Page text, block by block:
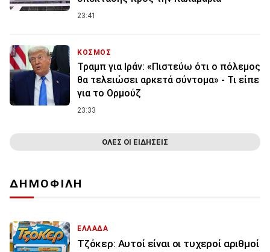
23:41
ΚΟΣΜΟΣ
Τραμπ για Ιράν: «Πιστεύω ότι ο πόλεμος
θα τελειώσει αρκετά σύντομα» - Τι είπε
για το Ορμούζ
23:33
ΟΛΕΣ ΟΙ ΕΙΔΗΣΕΙΣ
ΔΗΜΟΦΙΛΗ
ΕΛΛΑΔΑ
Τζόκερ: Αυτοί είναι οι τυχεροί αριθμοί